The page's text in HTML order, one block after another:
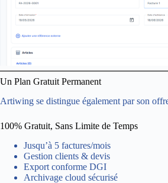
Un Plan Gratuit Permanent
Artiwing se distingue également par son
100% Gratuit, Sans Limite de Temps
Jusqu’à 5 factures/mois
Gestion clients & devis
Export conforme DGI
Archivage cloud sécurisé